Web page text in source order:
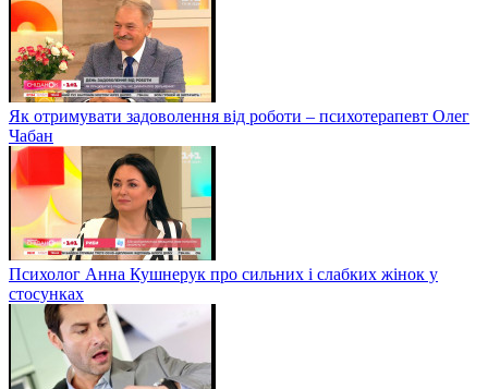
Як отримувати задоволення від роботи – психотерапевт Олег
Чабан
Психолог Анна Кушнерук про сильних і слабких жінок у
стосунках